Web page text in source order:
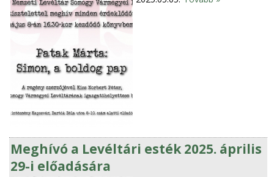
Meghívó a Levéltári esték 2025. április
29-i előadására